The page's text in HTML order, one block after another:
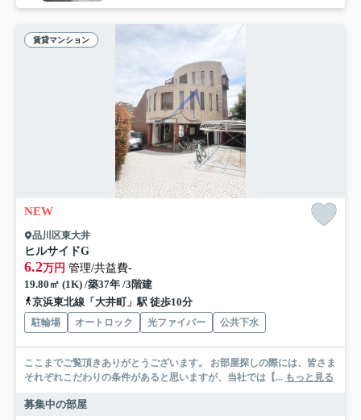
賃貸マンション
NEW
品川区東大井
ヒルサイドG
6.2万円 管理/共益費-
19.80㎡ (1K) /築37年 /3階建
京浜東北線「大井町」駅 徒歩10分
駐輪場 オートロック 光ファイバー 公共下水
ここまでご覧頂きありがとうございます。 お部屋探しの際には、皆さま
それぞれこだわりの条件があると思いますが、当社では【... もっと見る
募集中の部屋